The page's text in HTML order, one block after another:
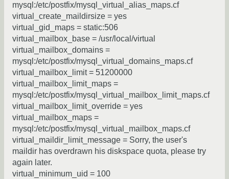
mysql:/etc/postfix/mysql_virtual_alias_maps.cf
virtual_create_maildirsize = yes
virtual_gid_maps = static:506
virtual_mailbox_base = /usr/local/virtual
virtual_mailbox_domains =
mysql:/etc/postfix/mysql_virtual_domains_maps.cf
virtual_mailbox_limit = 51200000
virtual_mailbox_limit_maps =
mysql:/etc/postfix/mysql_virtual_mailbox_limit_maps.cf
virtual_mailbox_limit_override = yes
virtual_mailbox_maps =
mysql:/etc/postfix/mysql_virtual_mailbox_maps.cf
virtual_maildir_limit_message = Sorry, the user's
maildir has overdrawn his diskspace quota, please try
again later.
virtual_minimum_uid = 100